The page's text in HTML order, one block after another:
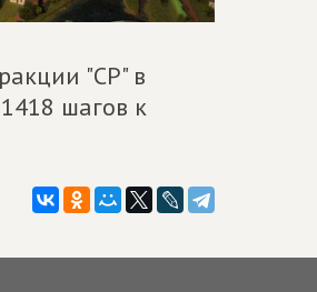
"СР" в
шагов к